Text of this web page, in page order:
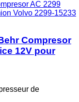
Compresor
12V pour
de